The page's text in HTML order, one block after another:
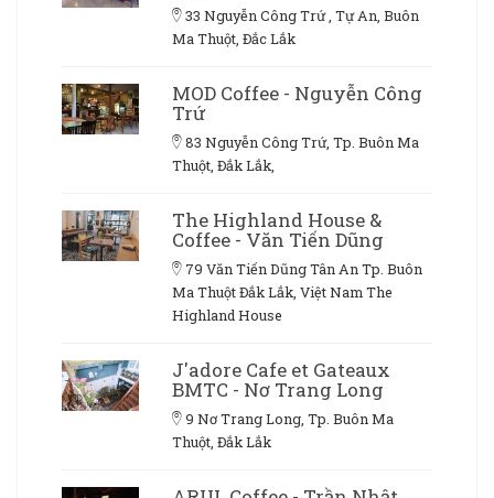
33 Nguyễn Công Trứ , Tự An, Buôn
Ma Thuột, Đắc Lắk
MOD Coffee - Nguyễn Công
Trứ
83 Nguyễn Công Trứ, Tp. Buôn Ma
Thuột, Đắk Lắk,
The Highland House &
Coffee - Văn Tiến Dũng
79 Văn Tiến Dũng Tân An Tp. Buôn
Ma Thuột Đắk Lắk, Việt Nam The
Highland House
J'adore Cafe et Gateaux
BMTC - Nơ Trang Long
9 Nơ Trang Long, Tp. Buôn Ma
Thuột, Đắk Lắk